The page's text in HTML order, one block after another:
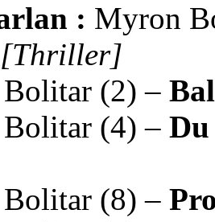
Myron
Thriller
(2)
(4)
Du
(8)